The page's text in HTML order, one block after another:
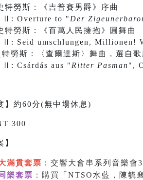
特勞斯：《吉普賽男爵》序曲
Ⅱ: Overture to " Der
特勞斯：《百萬人民擁抱》圓舞曲
Ⅱ: Seid umschlungen, Millionen!
特勞斯：〈查爾達斯〉舞曲，選自歌
Ⅱ: Csárdás aus " Ritter Pasman",
】約60分(無中場休息)
300
】
滿貫套票 ：交響大會串系列音樂
樂套票 ：購買「NTSO水藍，陳毓